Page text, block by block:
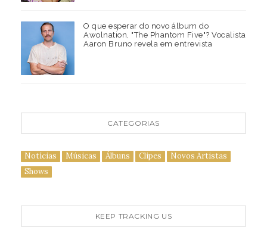
O que esperar do novo álbum do
Awolnation, "The Phantom Five"? Vocalista
Aaron Bruno revela em entrevista
CATEGORIAS
Notícias Músicas Álbuns Clipes
Novos Artistas
Shows
KEEP TRACKING US